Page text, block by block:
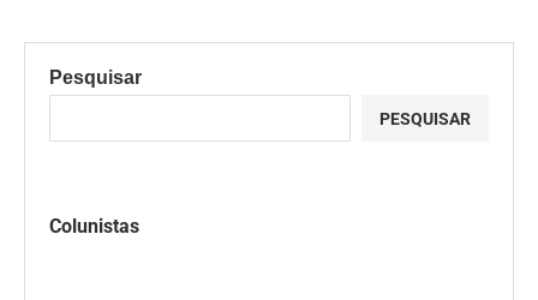
Pesquisar
PESQUISAR
Colunistas